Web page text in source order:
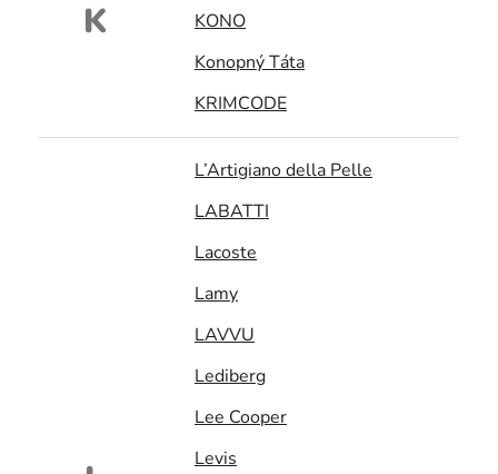
K
KONO
Konopný Táta
KRIMCODE
L’Artigiano della Pelle
LABATTI
Lacoste
Lamy
LAVVU
Lediberg
Lee Cooper
Levis